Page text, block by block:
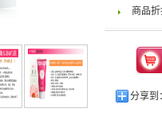
商品
分享到